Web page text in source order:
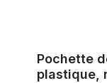
Pochette
plastique,